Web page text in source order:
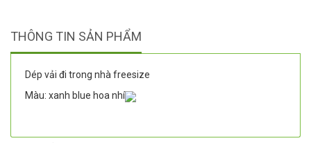
THÔNG TIN SẢN PHẨM
Dép vải đi trong nhà freesize
Màu: xanh blue hoa nhí